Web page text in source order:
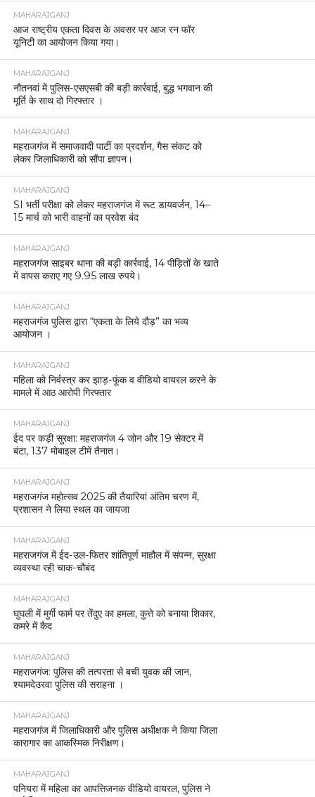
MAHARAJGANJ
आज राष्ट्रीय एकता दिवस के अवसर पर आज रन फॉर
यूनिटी का आयोजन किया गया।
MAHARAJGANJ
नौतनवां में पुलिस-एसएसबी की बड़ी कार्रवाई, बुद्ध भगवान की
मूर्ति के साथ दो गिरफ्तार ।
MAHARAJGANJ
महराजगंज में समाजवादी पार्टी का प्रदर्शन, गैस संकट को
लेकर जिलाधिकारी को सौंपा ज्ञापन।
MAHARAJGANJ
SI भर्ती परीक्षा को लेकर महराजगंज में रूट डायवर्जन, 14–
15 मार्च को भारी वाहनों का प्रवेश बंद
MAHARAJGANJ
महराजगंज साइबर थाना की बड़ी कार्रवाई, 14 पीड़ितों के खाते
में वापस कराए गए 9.95 लाख रुपये।
MAHARAJGANJ
महराजगंज पुलिस द्वारा “एकता के लिये दौड़” का भव्य
आयोजन ।
MAHARAJGANJ
महिला को निर्वस्त्र कर झाड़-फूंक व वीडियो वायरल करने के
मामले में आठ आरोपी गिरफ्तार
MAHARAJGANJ
ईद पर कड़ी सुरक्षा: महराजगंज 4 जोन और 19 सेक्टर में
बंटा, 137 मोबाइल टीमें तैनात।
MAHARAJGANJ
महराजगंज महोत्सव 2025 की तैयारियां अंतिम चरण में,
प्रशासन ने लिया स्थल का जायजा
MAHARAJGANJ
महराजगंज में ईद-उल-फितर शांतिपूर्ण माहौल में संपन्न, सुरक्षा
व्यवस्था रही चाक-चौबंद
MAHARAJGANJ
घुघली में मुर्गी फार्म पर तेंदुए का हमला, कुत्ते को बनाया शिकार,
कमरे में कैद
MAHARAJGANJ
महराजगंज: पुलिस की तत्परता से बची युवक की जान,
श्यामदेउरवा पुलिस की सराहना ।
MAHARAJGANJ
महराजगंज में जिलाधिकारी और पुलिस अधीक्षक ने किया जिला
कारागार का आकस्मिक निरीक्षण।
MAHARAJGANJ
पनियरा में महिला का आपत्तिजनक वीडियो वायरल, पुलिस ने